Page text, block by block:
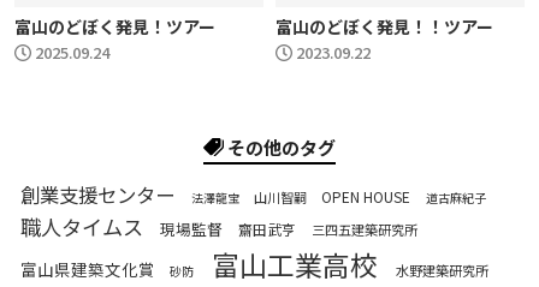
富山のどぼく発見！ツアー
2025.09.24
富山のどぼく発見！！ツアー
2023.09.22
その他のタグ
創業支援センター 法澤龍宝 山川智嗣 OPEN HOUSE 道古麻紀子
職人タイムス 現場監督 齋田武亨 三四五建築研究所
富山県建築文化賞 砂防 富山工業高校
水野建築研究所